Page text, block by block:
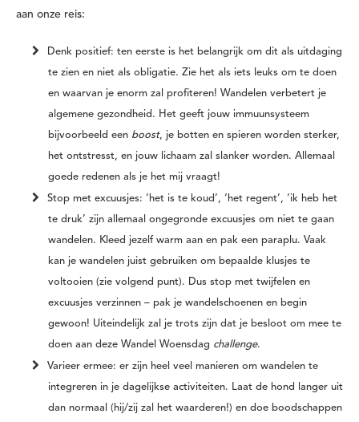
aan onze reis:
Denk positief: ten eerste is het belangrijk om dit als uitdaging
te zien en niet als obligatie. Zie het als iets leuks om te doen
en waarvan je enorm zal profiteren! Wandelen verbetert je
algemene gezondheid. Het geeft jouw immuunsysteem
bijvoorbeeld een boost, je botten en spieren worden sterker,
het ontstresst, en jouw lichaam zal slanker worden. Allemaal
goede redenen als je het mij vraagt!
Stop met excuusjes: ‘het is te koud’, ‘het regent’, ‘ik heb het
te druk’ zijn allemaal ongegronde excuusjes om niet te gaan
wandelen. Kleed jezelf warm aan en pak een paraplu. Vaak
kan je wandelen juist gebruiken om bepaalde klusjes te
voltooien (zie volgend punt). Dus stop met twijfelen en
excuusjes verzinnen – pak je wandelschoenen en begin
gewoon! Uiteindelijk zal je trots zijn dat je besloot om mee te
doen aan deze Wandel Woensdag challenge.
Varieer ermee: er zijn heel veel manieren om wandelen te
integreren in je dagelijkse activiteiten. Laat de hond langer uit
dan normaal (hij/zij zal het waarderen!) en doe boodschappen